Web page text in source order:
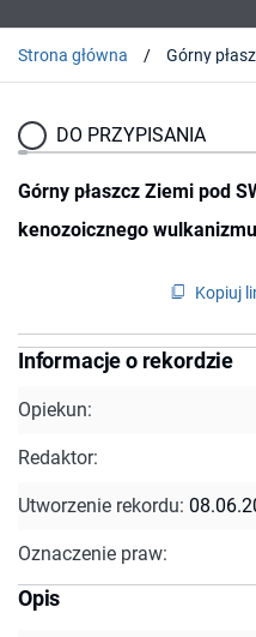
Strona główna
DO PRZYPISANIA
Górny płaszcz Ziemi pod
kenozoicznego
Kopiuj
Informacje o rekordzie
Opiekun:
Redaktor:
Utworzenie rekordu:
Oznaczenie praw:
Opis